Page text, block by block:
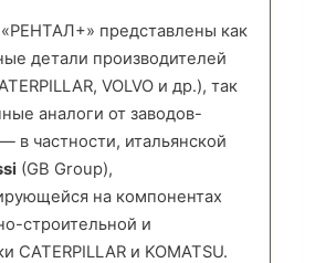
«РЕНТАЛ+» представлены как
детали производителей
VOLVO и др.), так
аналоги от заводов-
в частности, итальянской
(GB Group),
на компонентах
строительной и
CATERPILLAR и KOMATSU.